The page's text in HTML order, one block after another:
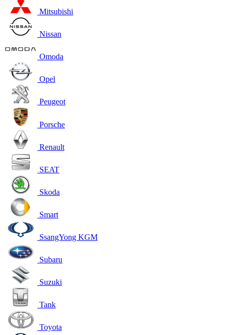
Mitsubishi
Nissan
Omoda
Opel
Peugeot
Porsche
Renault
SEAT
Skoda
Smart
SsangYong KGM
Subaru
Suzuki
Tank
Toyota